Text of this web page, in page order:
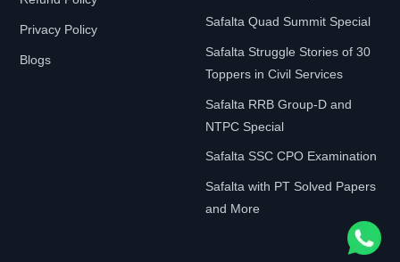
Privacy Policy
Blogs
Safalta Quad Summit Special
Safalta Struggle Stories of 30
Toppers in Civil Services
Safalta RRB Group-D and
NTPC Special
Safalta SSC CPO Examination
Safalta with PT Solved Papers
and More